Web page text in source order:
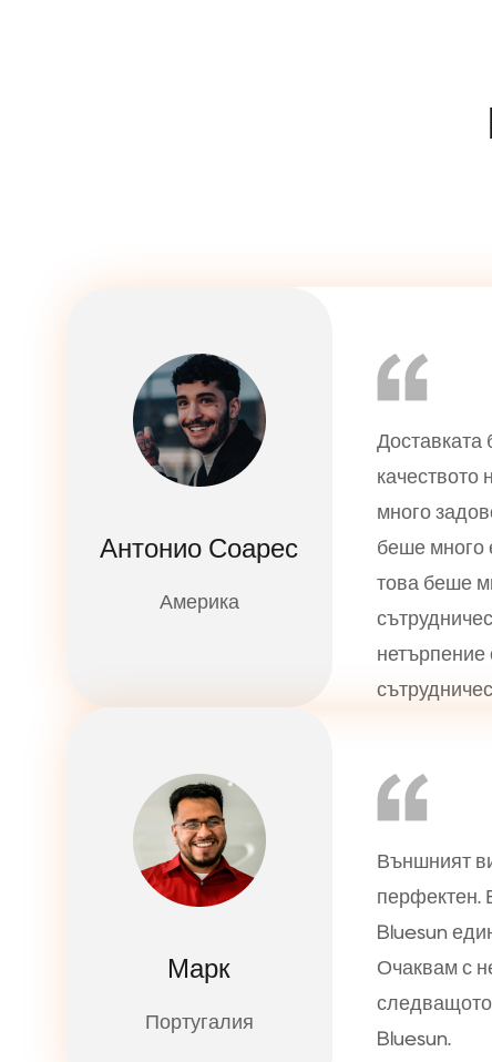
Антонио Соарес
Америка
Доставката
качеството
много
беше много
това беше
Марк
Португалия
Външният
перфектен.
Bluesun
Очаквам с
следващото
Bluesun.